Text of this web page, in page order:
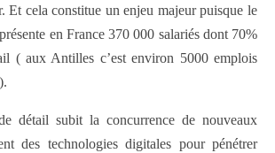
Et cela constitue un enjeu majeur puisque le
en France 370 000 salariés dont 70%
( aux Antilles c’est environ 5000 emplois
détail subit la concurrence de nouveaux
des technologies digitales pour pénétrer